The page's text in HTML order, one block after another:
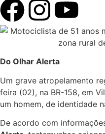
Do Olhar Alerta
Um grave atropelamento
feira (02), na BR-158, em
um homem, de identidade
De acordo com